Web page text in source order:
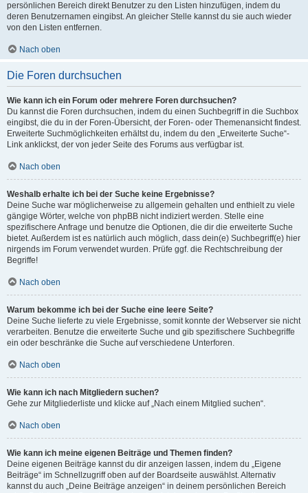
persönlichen Bereich direkt Benutzer zu den Listen hinzufügen, indem du
deren Benutzernamen eingibst. An gleicher Stelle kannst du sie auch wieder
von den Listen entfernen.
Nach oben
Die Foren durchsuchen
Wie kann ich ein Forum oder mehrere Foren durchsuchen?
Du kannst die Foren durchsuchen, indem du einen Suchbegriff in die Suchbox
eingibst, die du in der Foren-Übersicht, der Foren- oder Themenansicht findest.
Erweiterte Suchmöglichkeiten erhältst du, indem du den „Erweiterte Suche“-
Link anklickst, der von jeder Seite des Forums aus verfügbar ist.
Nach oben
Weshalb erhalte ich bei der Suche keine Ergebnisse?
Deine Suche war möglicherweise zu allgemein gehalten und enthielt zu viele
gängige Wörter, welche von phpBB nicht indiziert werden. Stelle eine
spezifischere Anfrage und benutze die Optionen, die dir die erweiterte Suche
bietet. Außerdem ist es natürlich auch möglich, dass dein(e) Suchbegriff(e) hier
nirgends im Forum verwendet wurden. Prüfe ggf. die Rechtschreibung der
Begriffe!
Nach oben
Warum bekomme ich bei der Suche eine leere Seite?
Deine Suche lieferte zu viele Ergebnisse, somit konnte der Webserver sie nicht
verarbeiten. Benutze die erweiterte Suche und gib spezifischere Suchbegriffe
ein oder beschränke die Suche auf verschiedene Unterforen.
Nach oben
Wie kann ich nach Mitgliedern suchen?
Gehe zur Mitgliederliste und klicke auf „Nach einem Mitglied suchen“.
Nach oben
Wie kann ich meine eigenen Beiträge und Themen finden?
Deine eigenen Beiträge kannst du dir anzeigen lassen, indem du „Eigene
Beiträge“ im Schnellzugriff oben auf der Boardseite auswählst. Alternativ
kannst du auch „Deine Beiträge anzeigen“ in deinem persönlichen Bereich